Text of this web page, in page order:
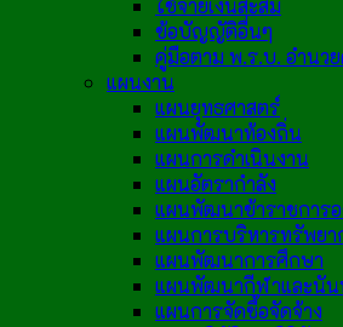
ใช้จ่ายเงินสะสม
ข้อบัญญัติอื่นๆ
คู่มือตาม พ.ร.บ. อำนว
แผนงาน
แผนยุทธศาสตร์
แผนพัฒนาท้องถิ่น
แผนการดำเนินงาน
แผนอัตรากำลัง
แผนพัฒนาข้าราชการ
แผนการบริหารทรัพย
แผนพัฒนาการศึกษา
แผนพัฒนากีฬาและนัน
แผนการจัดซื้อจัดจ้าง